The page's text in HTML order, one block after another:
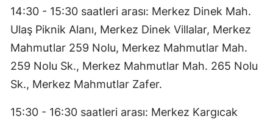
14:30 - 15:30 saatleri arası: Merkez Dinek Mah.
Ulaş Piknik Alanı, Merkez Dinek Villalar, Merkez
Mahmutlar 259 Nolu, Merkez Mahmutlar Mah.
259 Nolu Sk., Merkez Mahmutlar Mah. 265 Nolu
Sk., Merkez Mahmutlar Zafer.
15:30 - 16:30 saatleri arası: Merkez Kargıcak